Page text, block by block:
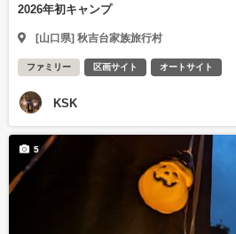
2026年初キャンプ
[山口県] 秋吉台家族旅行村
ファミリー 区画サイト オートサイト
KSK
5